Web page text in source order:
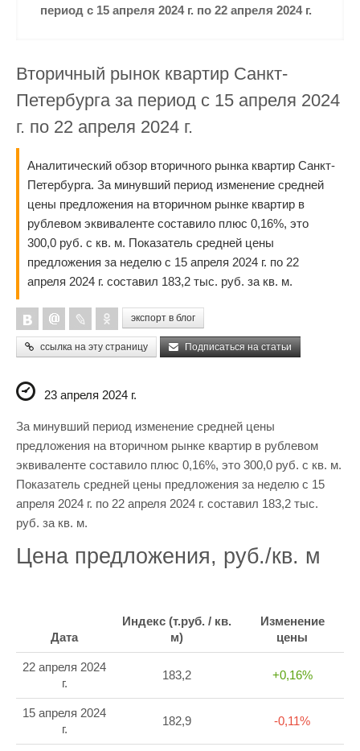
период с 15 апреля 2024 г. по 22 апреля 2024 г.
Вторичный рынок квартир Санкт-
Петербурга за период с 15 апреля 2024
г. по 22 апреля 2024 г.
Аналитический обзор вторичного рынка квартир Санкт-
Петербурга. За минувший период изменение средней
цены предложения на вторичном рынке квартир в
рублевом эквиваленте составило плюс 0,16%, это
300,0 руб. с кв. м. Показатель средней цены
предложения за неделю с 15 апреля 2024 г. по 22
апреля 2024 г. составил 183,2 тыс. руб. за кв. м.
экспорт в блог
ссылка на эту страницу Подписаться на статьи
23 апреля 2024 г.
За минувший период изменение средней цены
предложения на вторичном рынке квартир в рублевом
эквиваленте составило плюс 0,16%, это 300,0 руб. с кв. м.
Показатель средней цены предложения за неделю с 15
апреля 2024 г. по 22 апреля 2024 г. составил 183,2 тыс.
руб. за кв. м.
Цена предложения, руб./кв. м
Дата
Индекс (т.руб. / кв.
м)
Изменение
цены
22 апреля 2024
г.
183,2 +0,16%
15 апреля 2024
г.
182,9 -0,11%